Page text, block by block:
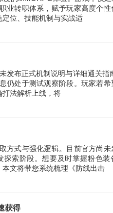
业转职体系，赋予玩家高度个性
位、技能机制与实战适
发布正式机制说明与详细通关指
仍处于测试观察阶段。玩家若希
法解析上线，将
方式与强化逻辑。目前官方尚
索阶段。想要及时掌握粉色装
文将带您系统梳理《防线出击
获得